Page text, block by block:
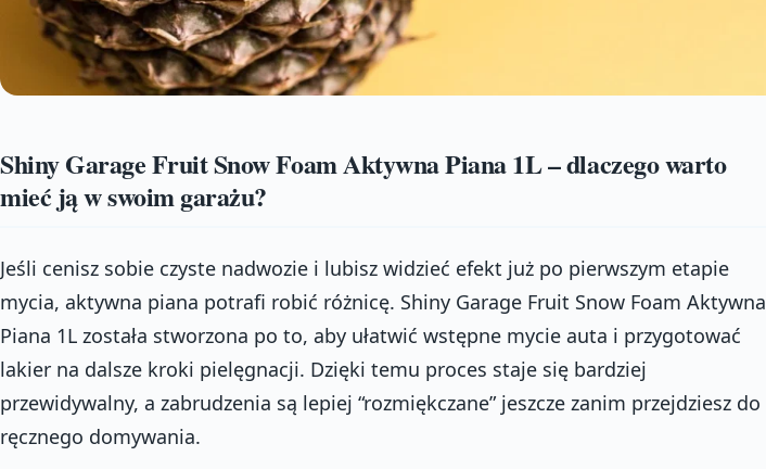
Shiny Garage Fruit Snow Foam Aktywna Piana 1L – dlaczego warto
mieć ją w swoim garażu?
Jeśli cenisz sobie czyste nadwozie i lubisz widzieć efekt już po pierwszym etapie
mycia, aktywna piana potrafi robić różnicę. Shiny Garage Fruit Snow Foam Aktywna
Piana 1L została stworzona po to, aby ułatwić wstępne mycie auta i przygotować
lakier na dalsze kroki pielęgnacji. Dzięki temu proces staje się bardziej
przewidywalny, a zabrudzenia są lepiej “rozmiękczane” jeszcze zanim przejdziesz do
ręcznego domywania.